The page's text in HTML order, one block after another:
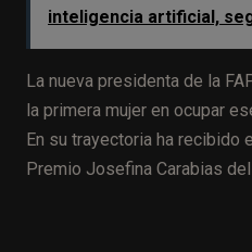
inteligencia artificial,
La nueva presidenta de la
la primera mujer en ocupar
En su trayectoria ha
Premio Josefina Carabias